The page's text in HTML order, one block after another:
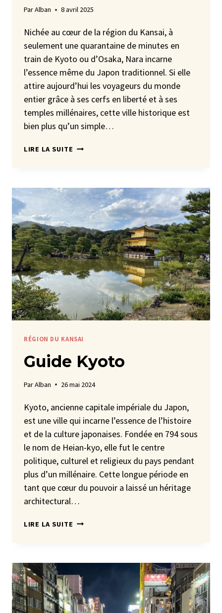
ParAlban 8 avril 2025
Nichée au cœur de la région du Kansai, à
seulement une quarantaine de minutes en
train de Kyoto ou d’Osaka, Nara incarne
l’essence même du Japon traditionnel. Si elle
attire aujourd’hui les voyageurs du monde
entier grâce à ses cerfs en liberté et à ses
temples millénaires, cette ville historique est
bien plus qu’un simple…
LIRE LA SUITE NARA
RÉGION DU KANSAI
Guide Kyoto
ParAlban 26 mai 2024
Kyoto, ancienne capitale impériale du Japon,
est une ville qui incarne l’essence de l’histoire
et de la culture japonaises. Fondée en 794 sous
le nom de Heian-kyo, elle fut le centre
politique, culturel et religieux du pays pendant
plus d’un millénaire. Cette longue période en
tant que cœur du pouvoir a laissé un héritage
architectural…
LIRE LA SUITE GUIDE